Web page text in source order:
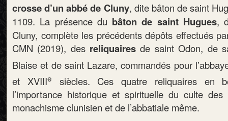
crosse d’un abbé de Cluny, dite bâton de saint
1109. La présence du bâton de saint Hugues,
Cluny, complète les précédents dépôts effectués
CMN (2019), des reliquaires de saint Odon, de
Blaise et de saint Lazare, commandés pour
et XVIIIe
siècles. Ces quatre reliquaires en
l’importance historique et spirituelle du culte
monachisme clunisien et de l’abbatiale même.